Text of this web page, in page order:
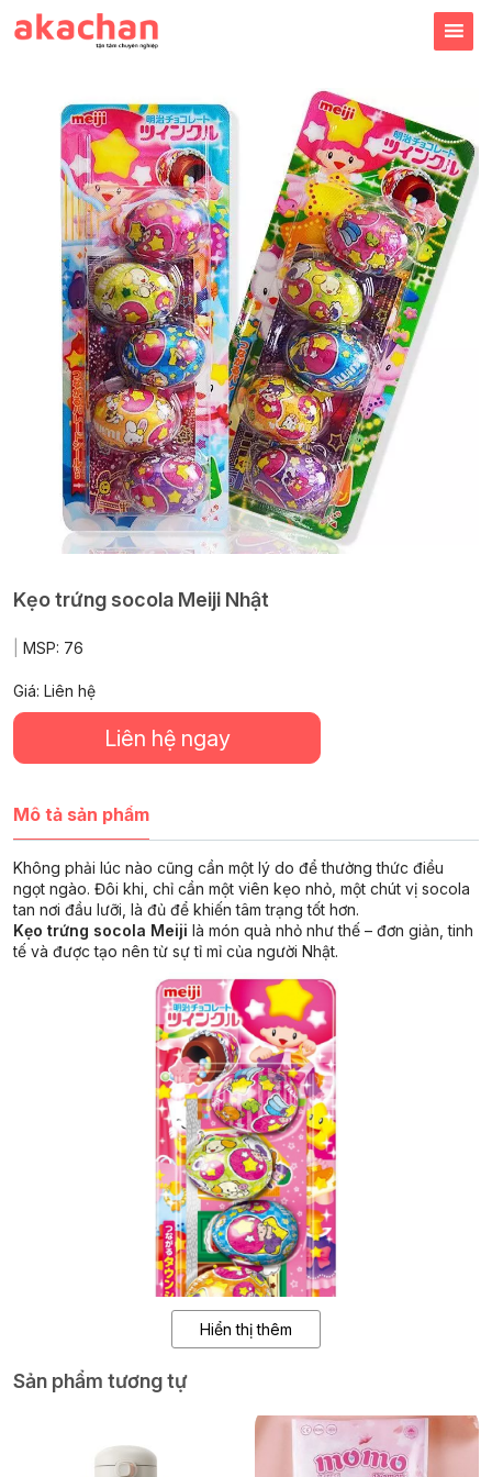
Kẹo trứng socola Meiji Nhật
MSP: 76
Giá: Liên hệ
Liên hệ ngay
Mô tả sản phẩm
Không phải lúc nào cũng cần một lý do để thưởng thức điều
ngọt ngào. Đôi khi, chỉ cần một viên kẹo nhỏ, một chút vị socola
tan nơi đầu lưỡi, là đủ để khiến tâm trạng tốt hơn.
Kẹo trứng socola Meiji là món quà nhỏ như thế – đơn giản, tinh
tế và được tạo nên từ sự tỉ mỉ của người Nhật.
Được sản xuất bởi Meiji – thương hiệu thực phẩm hơn 100 năm
Hiển thị thêm
Sản phẩm tương tự